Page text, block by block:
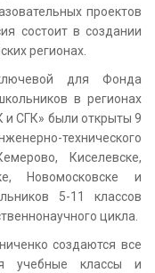
проектов
состоит в создании
регионах.
для Фонда
в регионах
СГК» были открыты 9
технического
Киселевске,
Новомосковске и
5-11 классов
цикла.
создаются все
учебные классы и